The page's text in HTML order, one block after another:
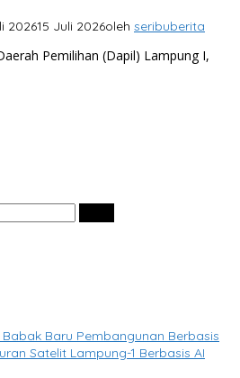
202615 Juli 2026oleh seribuberita
Pemilihan (Dapil) Lampung I,
Baru Pembangunan Berbasis
Satelit Lampung-1 Berbasis AI